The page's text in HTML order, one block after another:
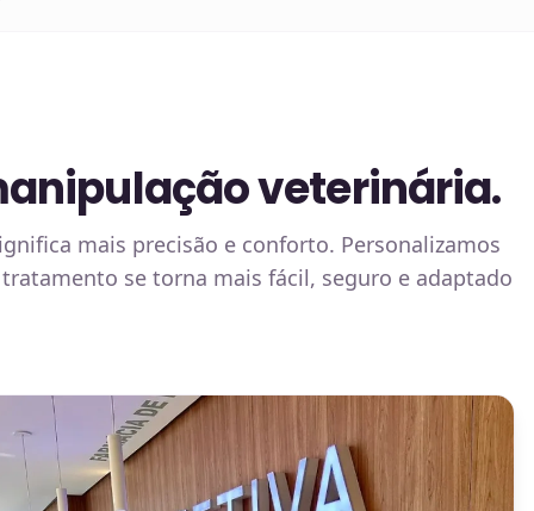
veterinária.
mais precisão e conforto. Personalizamos
se torna mais fácil, seguro e adaptado